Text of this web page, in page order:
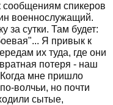
спикеров
военнослужащий.
за сутки. Там будет:
Я привык к
их туда, где они
потеря - наш
мне пришло
волчьи, но почти
сытые,